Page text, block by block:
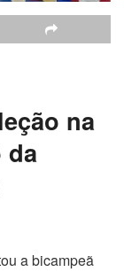
na
da
a bicampeã